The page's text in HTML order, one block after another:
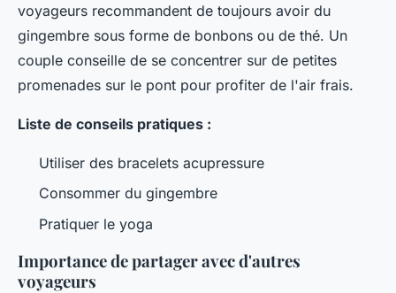
voyageurs recommandent de toujours avoir du
gingembre sous forme de bonbons ou de thé. Un
couple conseille de se concentrer sur de petites
promenades sur le pont pour profiter de l'air frais.
Liste de conseils pratiques :
Utiliser des bracelets acupressure
Consommer du gingembre
Pratiquer le yoga
Importance de partager avec d'autres
voyageurs